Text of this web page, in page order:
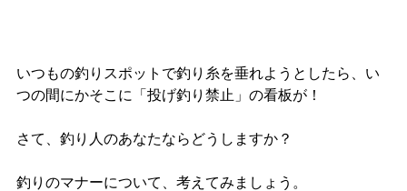
いつもの釣りスポットで釣り糸を垂れようとしたら、い
つの間にかそこに「投げ釣り禁止」の看板が！
さて、釣り人のあなたならどうしますか？
釣りのマナーについて、考えてみましょう。